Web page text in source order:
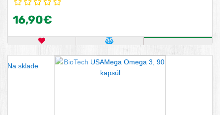
16,90€
OBĽÚBENÝ PRODUKTPOROVNAŤ PRODUKTZISTITE
Na sklade